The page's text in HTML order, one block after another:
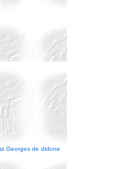
Georges de didone